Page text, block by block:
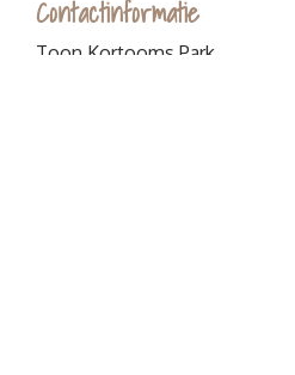
Contactinformatie
Toon Kortooms Park